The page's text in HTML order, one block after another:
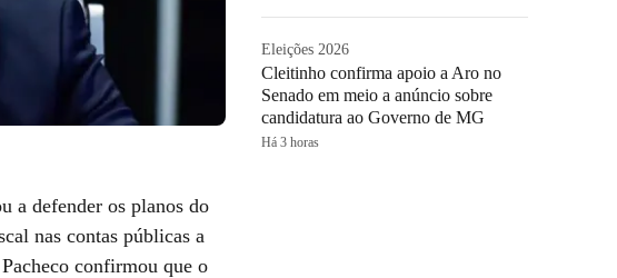
a defender os planos do
nas contas públicas a
confirmou que o
Eleições 2026
Cleitinho confirma apoio a Aro no
Senado em meio a anúncio sobre
candidatura ao Governo de MG
Há 3 horas